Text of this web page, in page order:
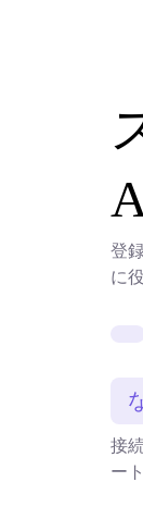
登
に
接
ー